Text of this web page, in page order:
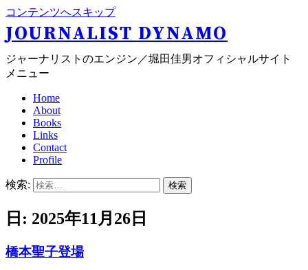
コンテンツへスキップ
JOURNALIST DYNAMO
ジャーナリストのエンジン／堀田佳男オフィシャルサイト
メニュー
Home
About
Books
Links
Contact
Profile
検索:
日: 2025年11月26日
橋本聖子登場